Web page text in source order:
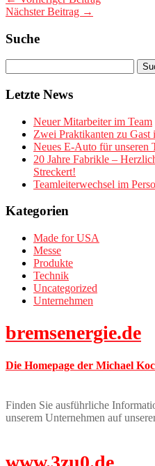
Nächster Beitrag →
Suche
Letzte News
Neuer Mitarbeiter im Team
Zwei Praktikanten zu Gast
Neues E-Auto für unseren
20 Jahre Fabrikle –
Streckert!
Teamleiterwechsel im
Kategorien
Made for USA
Messe
Produkte
Technik
Uncategorized
Unternehmen
bremsenergie.de
Die Homepage der Michael
Finden Sie ausführliche
unserem Unternehmen auf